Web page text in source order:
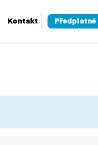
Kontakt Předplatné